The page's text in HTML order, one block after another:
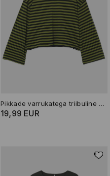
Pikkade varrukatega triibuline T-särk
19,99 EUR